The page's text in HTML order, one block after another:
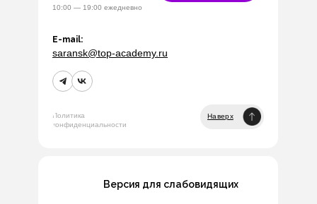
Наверх
Политика
конфиденциальности
10:00 — 19:00 ежедневно
saransk@top-academy.ru
E-mail:
Версия для слабовидящих